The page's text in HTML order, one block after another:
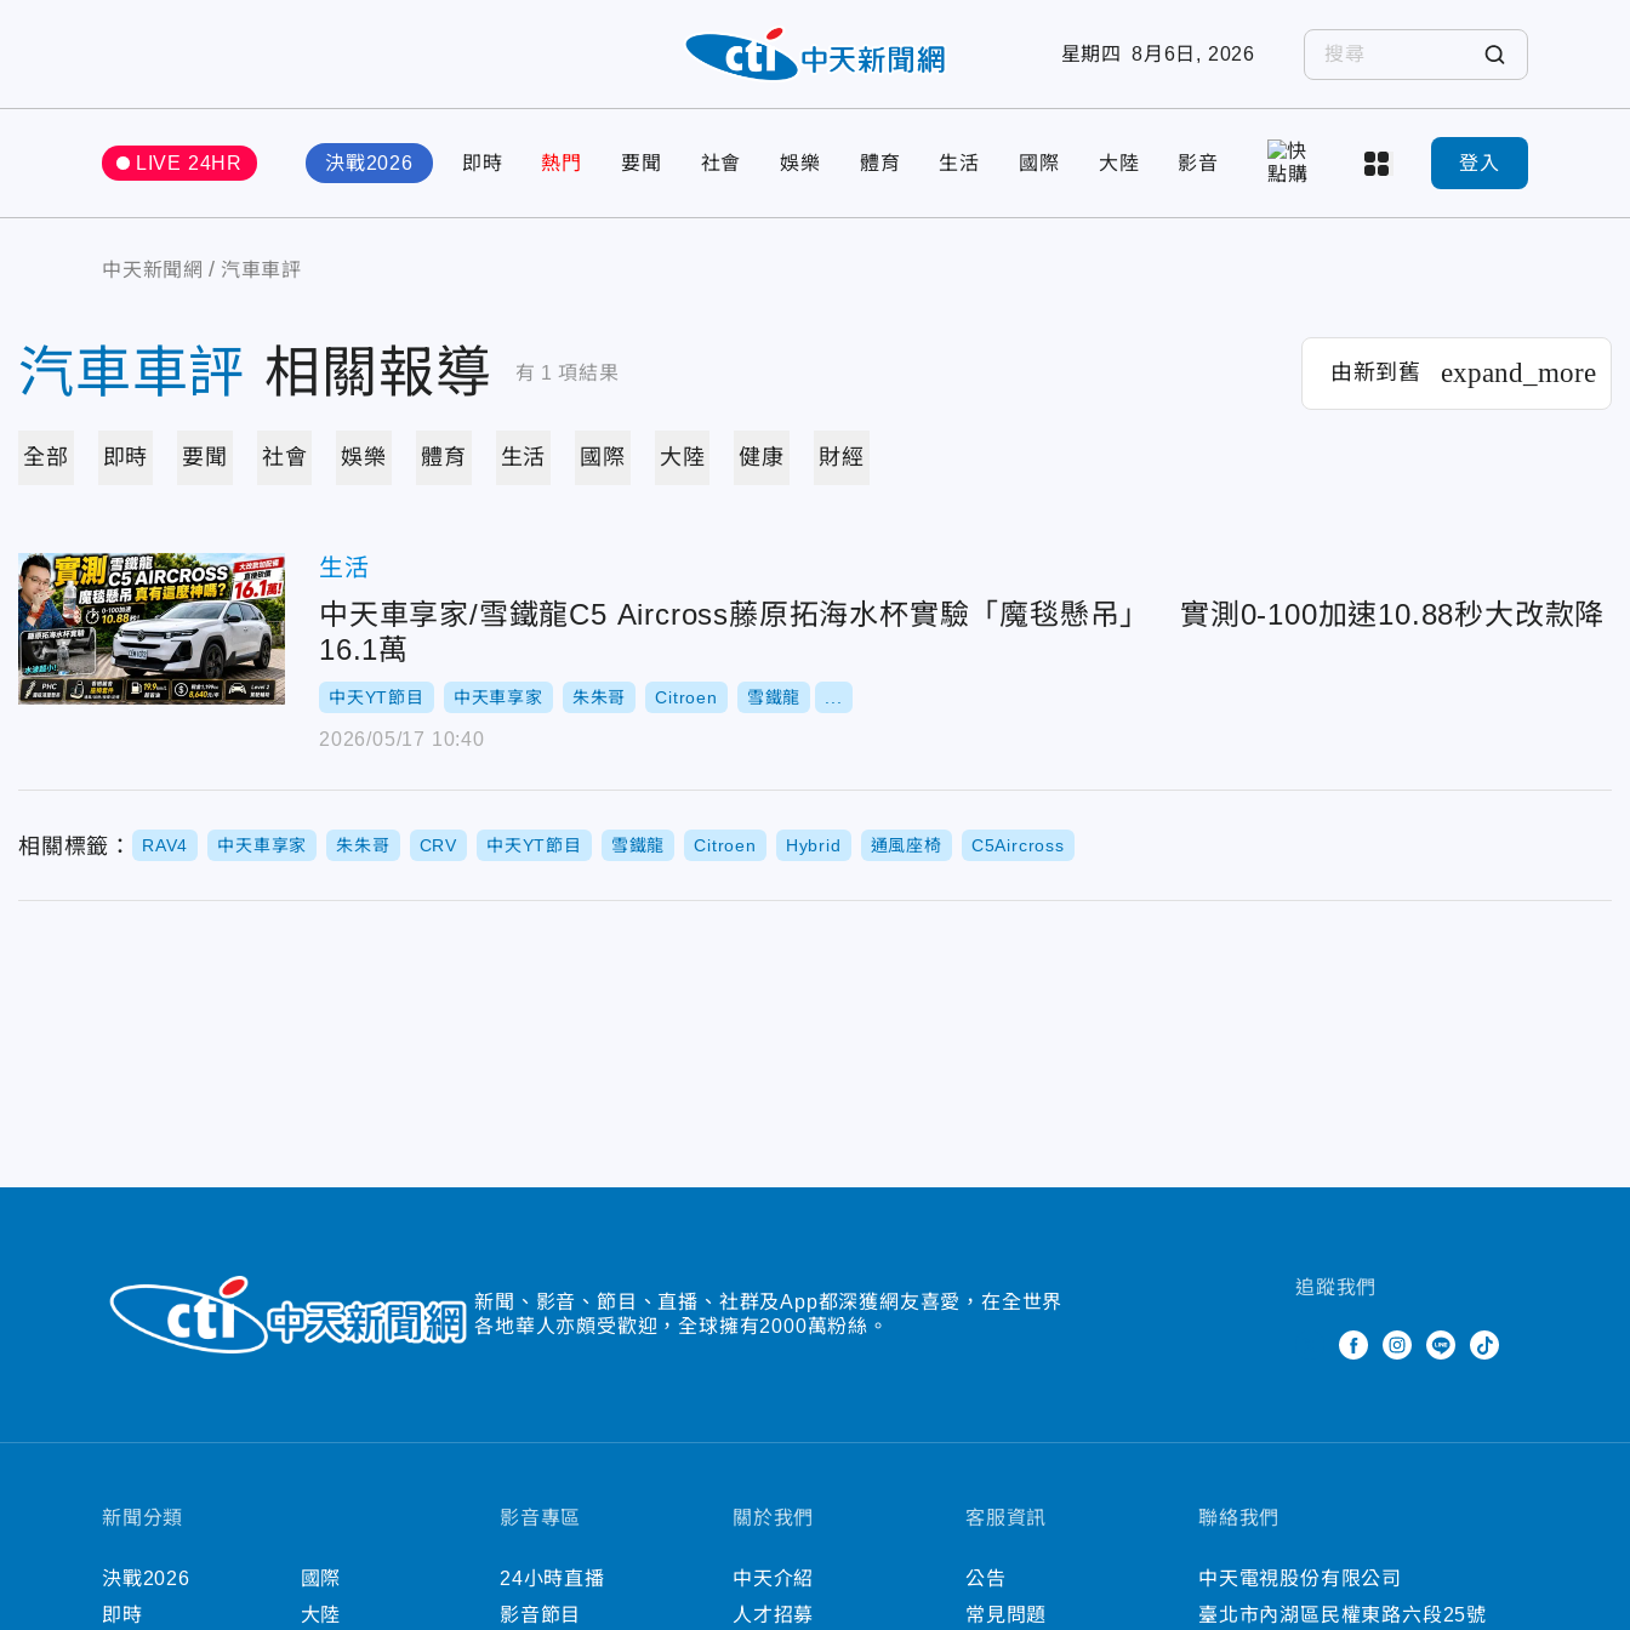
星期四 8月6日, 2026
LIVE 24HR 決戰2026 即時 熱門 要聞 社會 娛樂 體育 生活 國際 大陸 影音 登入
中天新聞網 汽車車評
汽車車評 相關報導 有 1 項結果 由新到舊 expand_more
全部 即時 要聞 社會 娛樂 體育 生活 國際 大陸 健康 財經
生活
中天車享家/雪鐵龍C5 Aircross藤原拓海水杯實驗「魔毯懸吊」 實測0-100加速10.88秒大改款降
16.1萬
中天YT節目 中天車享家 朱朱哥 Citroen 雪鐵龍
2026/05/17 10:40
相關標籤： RAV4 中天車享家 朱朱哥 CRV 中天YT節目 雪鐵龍 Citroen Hybrid 通風座椅 C5Aircross
新聞、影音、節目、直播、社群及App都深獲網友喜愛，在全世界
各地華人亦頗受歡迎，全球擁有2000萬粉絲。
追蹤我們
新聞分類
決戰2026
即時
國際
大陸
影音專區
24小時直播
影音節目
關於我們
中天介紹
人才招募
客服資訊
公告
常見問題
聯絡我們
中天電視股份有限公司
臺北市內湖區民權東路六段25號